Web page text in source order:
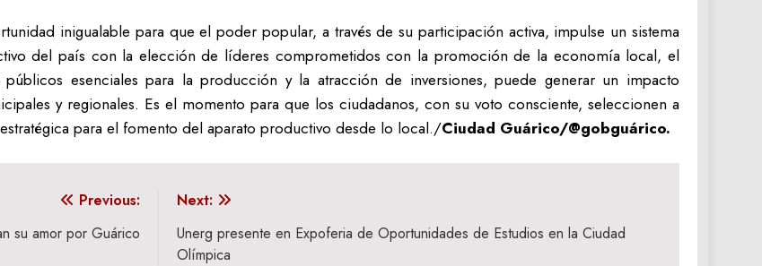
inigualable para que el poder popular, a través de su participación activa, impulse un sistema
del país con la elección de líderes comprometidos con la promoción de la economía local, el
esenciales para la producción y la atracción de inversiones, puede generar un impacto
y regionales. Es el momento para que los ciudadanos, con su voto consciente, seleccionen a
para el fomento del aparato productivo desde lo local./Ciudad Guárico/@gobguárico.
Previous:
su amor por Guárico
Next:
Unerg presente en Expoferia de Oportunidades de Estudios en la Ciudad
Olímpica